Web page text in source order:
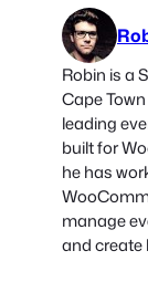
Robin is a
Cape
leading
built for
he has
manage
and create